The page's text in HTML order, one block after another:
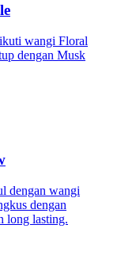
wangi Floral
dengan Musk
dengan wangi
dengan
long lasting.